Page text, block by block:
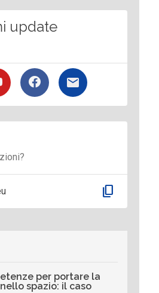
update
content_copy
per portare la
spazio: il caso